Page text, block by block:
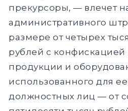
прекурсоры, — влечет
административного
размере от четырех
рублей с
продукции и
использованного для
должностных лиц — от